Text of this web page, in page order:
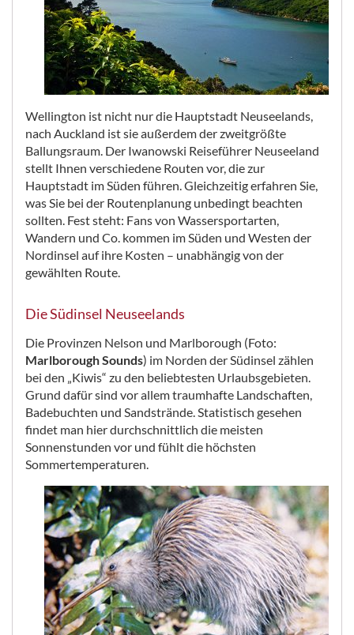
Wellington ist nicht nur die Hauptstadt Neuseelands,
nach Auckland ist sie außerdem der zweitgrößte
Ballungsraum. Der Iwanowski Reiseführer Neuseeland
stellt Ihnen verschiedene Routen vor, die zur
Hauptstadt im Süden führen. Gleichzeitig erfahren Sie,
was Sie bei der Routenplanung unbedingt beachten
sollten. Fest steht: Fans von Wassersportarten,
Wandern und Co. kommen im Süden und Westen der
Nordinsel auf ihre Kosten – unabhängig von der
gewählten Route.
Die Südinsel Neuseelands
Die Provinzen Nelson und Marlborough (Foto:
Marlborough Sounds) im Norden der Südinsel zählen
bei den „Kiwis“ zu den beliebtesten Urlaubsgebieten.
Grund dafür sind vor allem traumhafte Landschaften,
Badebuchten und Sandstrände. Statistisch gesehen
findet man hier durchschnittlich die meisten
Sonnenstunden vor und fühlt die höchsten
Sommertemperaturen.